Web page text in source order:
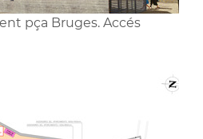
pça Bruges. Accés